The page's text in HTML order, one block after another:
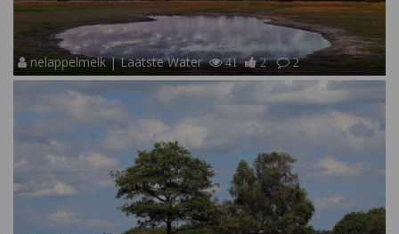
nelappelmelk | Laatste Water 41 2 2